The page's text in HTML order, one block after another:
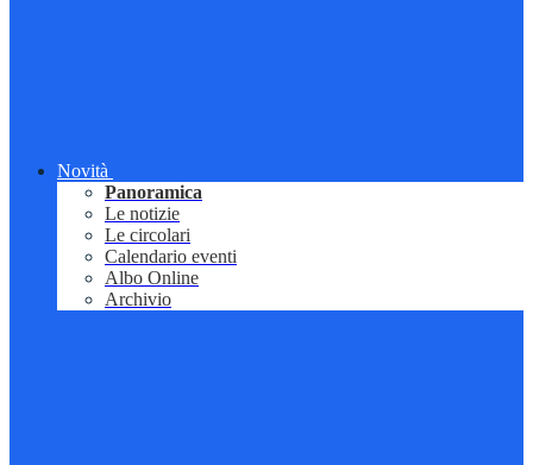
Novità
Panoramica
Le notizie
Le circolari
Calendario eventi
Albo Online
Archivio